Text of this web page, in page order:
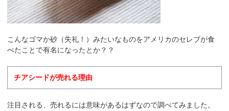
こんなゴマか砂（失礼！）みたいなものをアメリカのセレブが食
べたことで有名になったとか？？
チアシードが売れる理由
注目される、売れるには意味があるはずなので調べてみました。